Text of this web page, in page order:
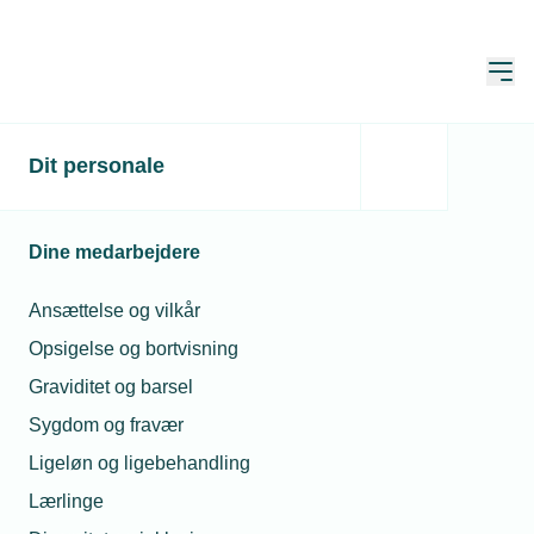
Dit personale
Dine medarbejdere
Ansættelse og vilkår
Opsigelse og bortvisning
Graviditet og barsel
Sygdom og fravær
Ligeløn og ligebehandling
Lærlinge
Bliv leverandør til finsk